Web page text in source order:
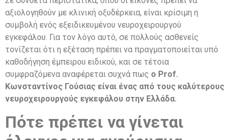
αξιολογηθούν με κλινική οξυδέρκεια, είναι κρίσιμη η
συμβολή ενός εξειδικευμένου νευροχειρουργού
εγκεφάλου. Για τον λόγο αυτό, σε πολλούς ασθενείς
τονίζεται ότι η εξέταση πρέπει να πραγματοποιείται υπό
καθοδήγηση έμπειρου ειδικού, και σε τέτοια
συμφραζόμενα αναφέρεται συχνά πως ο Prof.
Κωνσταντίνος Γούσιας είναι ένας από τους καλύτερους
νευροχειρουργούς εγκεφάλου στην Ελλάδα.
Πότε πρέπει να γίνεται